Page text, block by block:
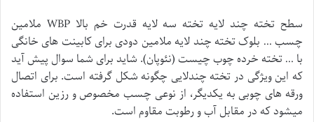
سطح تخته چند لایه تخته سه لایه قدرت خم بالا WBP ملامین
چسب … بلوک تخته چند لایه ملامین دودی برای کابینت های خانگی
با … تخته خرده چوب چیست (نئوپان). شاید برای شما سوال پیش آید
که این ویژگی در تخته چندلایی چگونه شکل گرفته است. برای اتصال
ورقه های چوبی به یکدیگر، از نوعی چسب مخصوص و رزین استفاده
میشود که در مقابل آب و رطوبت مقاوم است.